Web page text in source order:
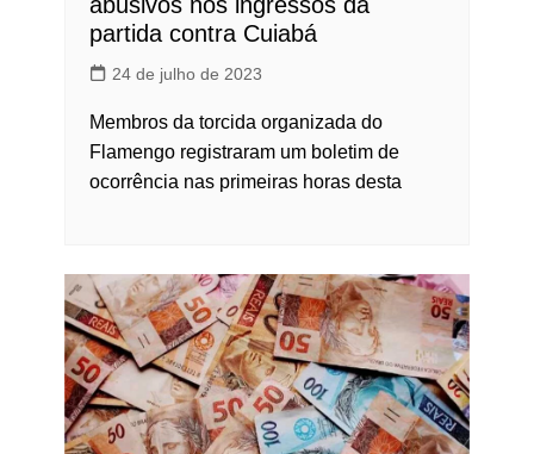
partida contra Cuiabá
24 de julho de 2023
Membros da torcida organizada do
Flamengo registraram um boletim de
ocorrência nas primeiras horas desta